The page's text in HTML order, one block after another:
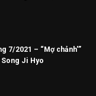
7/2021 – “Mợ chảnh'”
Song Ji Hyo